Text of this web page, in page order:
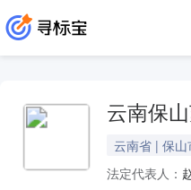
云南保
云南省 | 保山
法定代表人：